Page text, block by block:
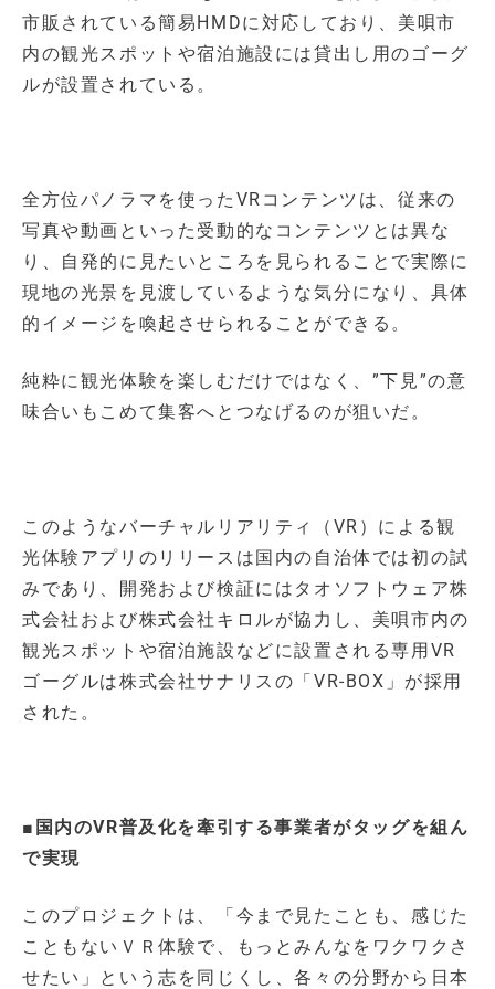
市販されている簡易HMDに対応しており、美唄市
内の観光スポットや宿泊施設には貸出し用のゴーグ
ルが設置されている。
全方位パノラマを使ったVRコンテンツは、従来の
写真や動画といった受動的なコンテンツとは異な
り、自発的に見たいところを見られることで実際に
現地の光景を見渡しているような気分になり、具体
的イメージを喚起させられることができる。
純粋に観光体験を楽しむだけではなく、”下見”の意
味合いもこめて集客へとつなげるのが狙いだ。
このようなバーチャルリアリティ（VR）による観
光体験アプリのリリースは国内の自治体では初の試
みであり、開発および検証にはタオソフトウェア株
式会社および株式会社キロルが協力し、美唄市内の
観光スポットや宿泊施設などに設置される専用VR
ゴーグルは株式会社サナリスの「VR-BOX」が採用
された。
■国内のVR普及化を牽引する事業者がタッグを組ん
で実現
このプロジェクトは、「今まで見たことも、感じた
こともないＶＲ体験で、もっとみんなをワクワクさ
せたい」という志を同じくし、各々の分野から日本